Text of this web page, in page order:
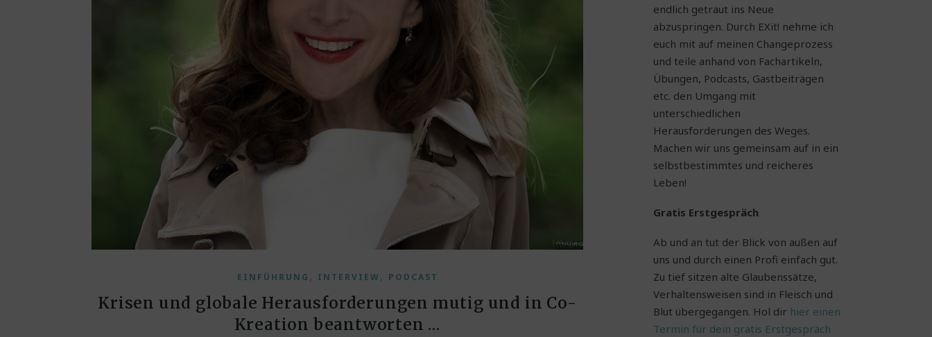
EINFÜHRUNG , INTERVIEW , PODCAST
Krisen und globale Herausforderungen mutig und in Co-
Kreation beantworten …
endlich getraut ins Neue
abzuspringen. Durch EXit! nehme ich
euch mit auf meinen Changeprozess
und teile anhand von Fachartikeln,
Übungen, Podcasts, Gastbeiträgen
etc. den Umgang mit
unterschiedlichen
Herausforderungen des Weges.
Machen wir uns gemeinsam auf in ein
selbstbestimmtes und reicheres
Leben!
Gratis Erstgespräch
Ab und an tut der Blick von außen auf
uns und durch einen Profi einfach gut.
Zu tief sitzen alte Glaubenssätze,
Verhaltensweisen sind in Fleisch und
Blut übergegangen. Hol dir hier einen
Termin für dein gratis Erstgespräch